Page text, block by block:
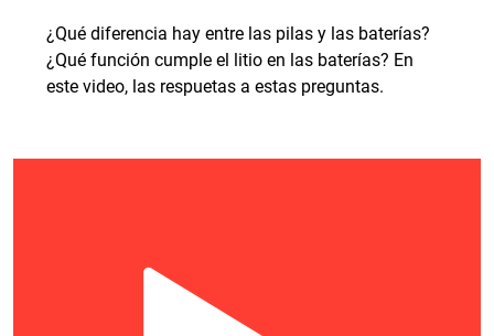
¿Qué diferencia hay entre las pilas y las baterías?
¿Qué función cumple el litio en las baterías? En
este video, las respuetas a estas preguntas.